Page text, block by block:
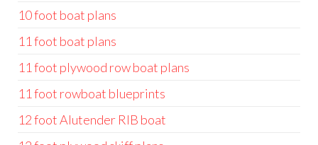
10 foot boat plans
11 foot boat plans
11 foot plywood row boat plans
11 foot rowboat blueprints
12 foot Alutender RIB boat